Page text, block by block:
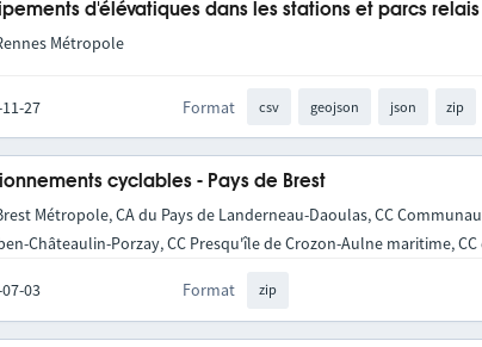
d'élévatiques dans les stations et parcs relais
Métropole
27 Format csv geojson json zip
cyclables - Pays de Brest
Métropole, CA du Pays de Landerneau-Daoulas, CC
Châteaulin-Porzay, CC Presqu'île de Crozon-Aulne maritime, CC
03 Format zip